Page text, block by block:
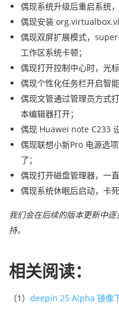
偶现系统升级后重启系统
偶现安装
偶现双屏扩展模式，
工作区系统卡顿；
偶现打开控制中心时，光
偶现个性化任务栏开启智能
偶现文管通过管理员方式
本编辑器打开；
偶现 Huawei note C233
偶现联想小新Pro 电源选
了；
偶现打开磁盘管理器，一
偶现系统休眠后启动，卡
我们会在后续的版本更新中
持。
相关阅读：
（1） deepin 25 Alpha 镜像